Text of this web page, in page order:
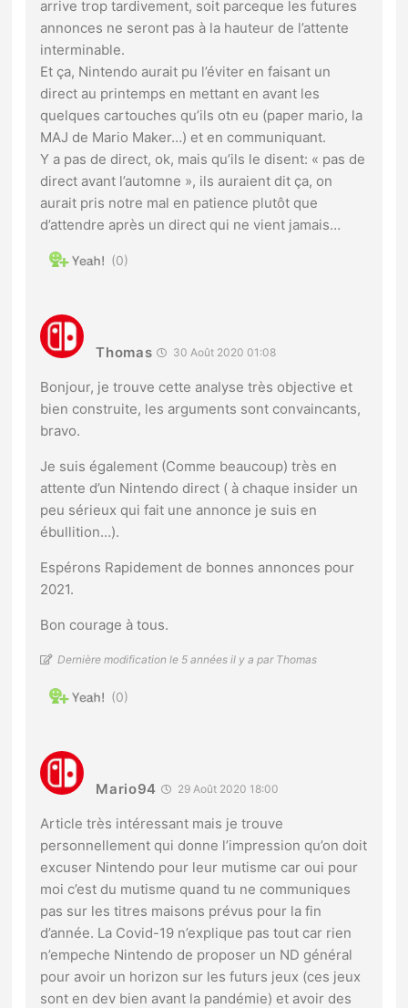
arrive trop tardivement, soit parceque les futures
annonces ne seront pas à la hauteur de l’attente
interminable.
Et ça, Nintendo aurait pu l’éviter en faisant un
direct au printemps en mettant en avant les
quelques cartouches qu’ils otn eu (paper mario, la
MAJ de Mario Maker…) et en communiquant.
Y a pas de direct, ok, mais qu’ils le disent: « pas de
direct avant l’automne », ils auraient dit ça, on
aurait pris notre mal en patience plutôt que
d’attendre après un direct qui ne vient jamais…
0
Thomas 30 Août 2020 01:08
Bonjour, je trouve cette analyse très objective et
bien construite, les arguments sont convaincants,
bravo.
Je suis également (Comme beaucoup) très en
attente d’un Nintendo direct ( à chaque insider un
peu sérieux qui fait une annonce je suis en
ébullition…).
Espérons Rapidement de bonnes annonces pour
2021.
Bon courage à tous.
Dernière modification le 5 années il y a par Thomas
0
Mario94 29 Août 2020 18:00
Article très intéressant mais je trouve
personnellement qui donne l’impression qu’on doit
excuser Nintendo pour leur mutisme car oui pour
moi c’est du mutisme quand tu ne communiques
pas sur les titres maisons prévus pour la fin
d’année. La Covid-19 n’explique pas tout car rien
n’empeche Nintendo de proposer un ND général
pour avoir un horizon sur les futurs jeux (ces jeux
sont en dev bien avant la pandémie) et avoir des